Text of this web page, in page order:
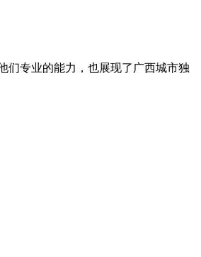
们专业的能力，也展现了广西城市独